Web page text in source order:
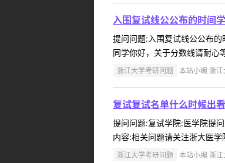
入围复试线公公布的时间
提问问题:入围复试线公公布
同学你好，关于分数线请耐心
浙江大学考研问题 本站小编 浙
复试复试名单什么时候出
提问问题:复试学院:医学院提
内容:相关问题请关注浙大医
浙江大学考研问题 本站小编 浙